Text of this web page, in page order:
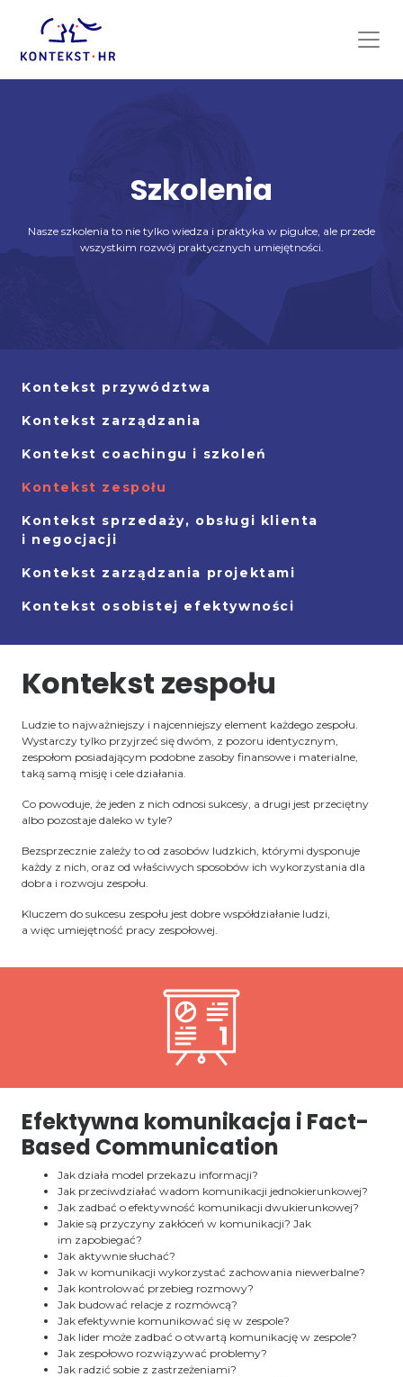
content
Szkolenia
Nasze szkolenia to nie tylko wiedza i praktyka w pigułce, ale przede
wszystkim rozwój praktycznych umiejętności.
Kontekst przywództwa
Kontekst zarządzania
Kontekst coachingu i szkoleń
Kontekst zespołu
Kontekst sprzedaży, obsługi klienta
i negocjacji
Kontekst zarządzania projektami
Kontekst osobistej efektywności
Kontekst zespołu
Ludzie to najważniejszy i najcenniejszy element każdego zespołu.
Wystarczy tylko przyjrzeć się dwóm, z pozoru identycznym,
zespołom posiadającym podobne zasoby finansowe i materialne,
taką samą misję i cele działania.
Co powoduje, że jeden z nich odnosi sukcesy, a drugi jest przeciętny
albo pozostaje daleko w tyle?
Bezsprzecznie zależy to od zasobów ludzkich, którymi dysponuje
każdy z nich, oraz od właściwych sposobów ich wykorzystania dla
dobra i rozwoju zespołu.
Kluczem do sukcesu zespołu jest dobre współdziałanie ludzi,
a więc umiejętność pracy zespołowej.
Efektywna komunikacja i Fact-
Based Communication
Jak działa model przekazu informacji?
Jak przeciwdziałać wadom komunikacji jednokierunkowej?
Jak zadbać o efektywność komunikacji dwukierunkowej?
Jakie są przyczyny zakłóceń w komunikacji? Jak
im zapobiegać?
Jak aktywnie słuchać?
Jak w komunikacji wykorzystać zachowania niewerbalne?
Jak kontrolować przebieg rozmowy?
Jak budować relacje z rozmówcą?
Jak efektywnie komunikować się w zespole?
Jak lider może zadbać o otwartą komunikację w zespole?
Jak zespołowo rozwiązywać problemy?
Jak radzić sobie z zastrzeżeniami?